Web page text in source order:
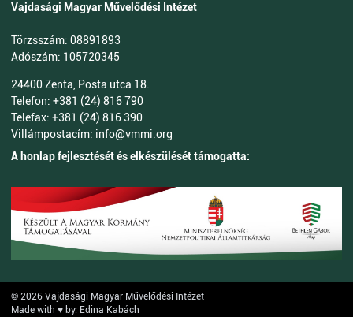
Vajdasági Magyar Művelődési Intézet
Törzsszám: 08891893
Adószám: 105720345
24400 Zenta, Posta utca 18.
Telefon: +381 (24) 816 790
Telefax: +381 (24) 816 390
Villámpostacím: info@vmmi.org
A honlap fejlesztését és elkészülését támogatta:
© 2026 Vajdasági Magyar Művelődési Intézet
Made with ♥ by: Edina Kabách